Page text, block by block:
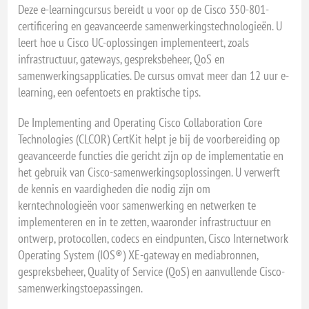
Deze e-learningcursus bereidt u voor op de Cisco 350-801-
certificering en geavanceerde samenwerkingstechnologieën. U
leert hoe u Cisco UC-oplossingen implementeert, zoals
infrastructuur, gateways, gespreksbeheer, QoS en
samenwerkingsapplicaties. De cursus omvat meer dan 12 uur e-
learning, een oefentoets en praktische tips.
De Implementing and Operating Cisco Collaboration Core
Technologies (CLCOR) CertKit helpt je bij de voorbereiding op
geavanceerde functies die gericht zijn op de implementatie en
het gebruik van Cisco-samenwerkingsoplossingen. U verwerft
de kennis en vaardigheden die nodig zijn om
kerntechnologieën voor samenwerking en netwerken te
implementeren en in te zetten, waaronder infrastructuur en
ontwerp, protocollen, codecs en eindpunten, Cisco Internetwork
Operating System (IOS®) XE-gateway en mediabronnen,
gespreksbeheer, Quality of Service (QoS) en aanvullende Cisco-
samenwerkingstoepassingen.